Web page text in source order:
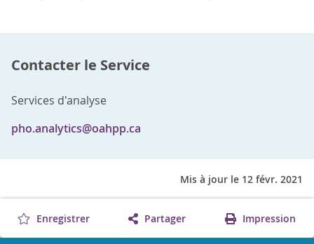
Contacter le Service
Services d'analyse
pho.analytics@oahpp.ca
Mis à jour le 12 févr. 2021
Enregistrer Partager Impression